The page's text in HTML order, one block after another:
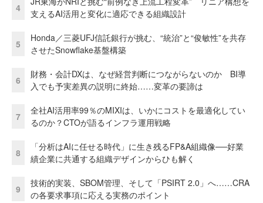
4
支えるAI活用と変化に適応できる組織設計
5
Honda／三菱UFJ信託銀行が挑む、“統治”と“俊敏性”を共存
させたSnowflake基盤構築
6
財務・会計DXは、なぜ経営判断につながらないのか BI導
入でも予実差異の説明に終始……変革の要諦は
7
全社AI活用率99％のMIXIは、いかにコストを最適化してい
るのか？CTOが語るインフラ運用戦略
8
「分析はAIに任せる時代」に生き残るFP&A組織像──好業
績企業に共通する組織デザインからひも解く
9
技術的実装、SBOM管理、そして「PSIRT 2.0」へ……CRA
の各要求事項に応える実務のポイント